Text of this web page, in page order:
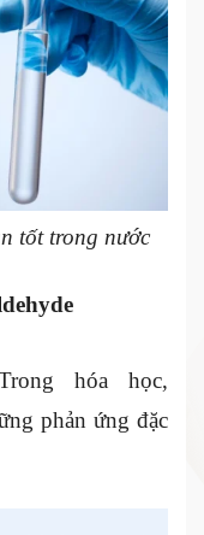
tốt trong nước
hóa học,
phản ứng đặc